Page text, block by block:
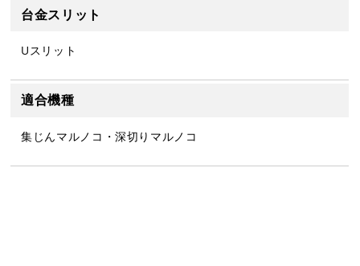
台金スリット
Uスリット
適合機種
集じんマルノコ・深切りマルノコ